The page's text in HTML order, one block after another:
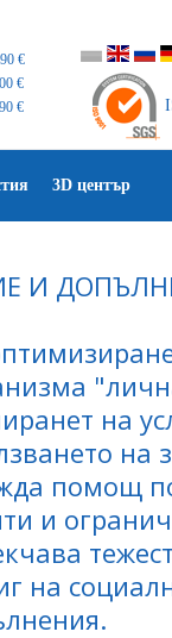
€
€
€
3D център
И
на
на
помощ
и
на